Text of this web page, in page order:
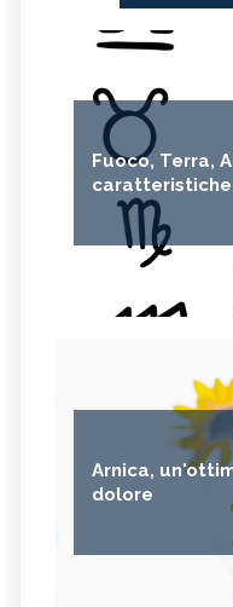
Fuoco, Terra,
caratteristiche
Arnica,
dolore